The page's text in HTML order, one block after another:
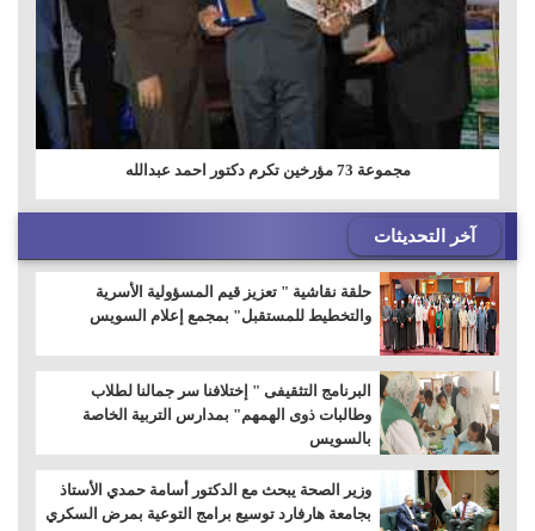
مجموعة 73 مؤرخين تكرم دكتور احمد عبدالله
آخر التحديثات
حلقة نقاشية " تعزيز قيم المسؤولية الأسرية
والتخطيط للمستقبل" بمجمع إعلام السويس
البرنامج التثقيفى " إختلافنا سر جمالنا لطلاب
وطالبات ذوى الهمهم" بمدارس التربية الخاصة
بالسويس
وزير الصحة يبحث مع الدكتور أسامة حمدي الأستاذ
بجامعة هارفارد توسيع برامج التوعية بمرض السكري